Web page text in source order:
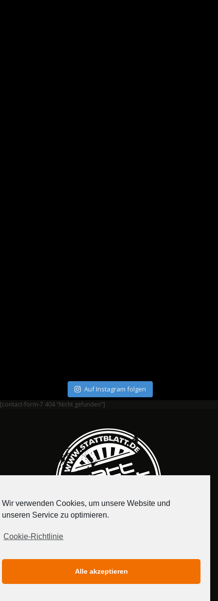
Auf Instagram folgen
[contact-form-7 404 "Nicht gefunden"]
MEDIADATEN
Wir verwenden Cookies, um unsere Website und
unseren Service zu optimieren.
Cookie-Richtlinie
Alle akzeptieren